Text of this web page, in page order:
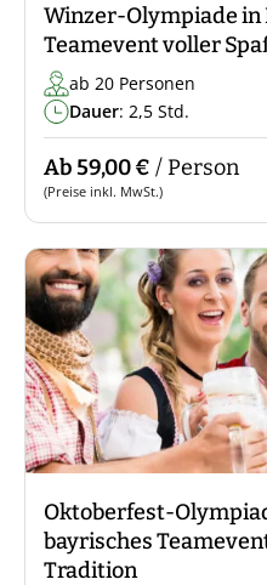
Winzer-Olympiade in
Teamevent voller
ab 20 Personen
Dauer: 2,5 Std.
Ab 59,00 € / Person
(Preise inkl. MwSt.)
Oktoberfest-
bayrisches
Tradition